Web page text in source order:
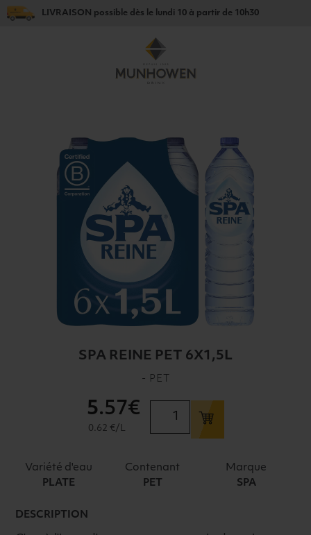
LIVRAISON possible dès le lundi 10 à partir de 10h30
SPA REINE PET 6X1,5L
- PET
5.57€
0.62 €/L
Variété d'eau
PLATE
Contenant
PET
Marque
SPA
DESCRIPTION